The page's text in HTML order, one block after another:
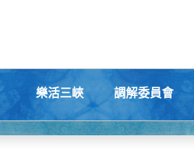
+
樂活三峽
調解委員會